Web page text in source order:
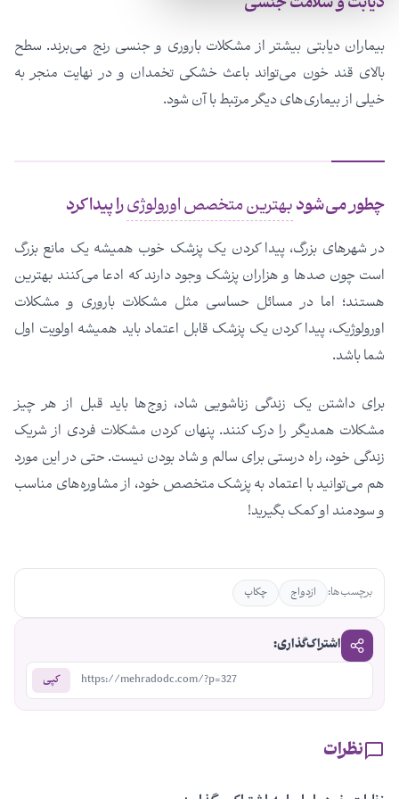
بیماران دیابتی بیشتر از مشکلات باروری و جنسی رنج می‌برند. سطح
بالای قند خون می‌تواند باعث خشکی تخمدان و در نهایت منجر به
خیلی از بیماری‌های دیگر مرتبط با آن شود.
چطور می‌شودبهترین متخصص اورولوژیرا پیدا کرد
در شهرهای بزرگ، پیدا کردن یک پزشک خوب همیشه یک مانع بزرگ
است چون صدها و هزاران پزشک وجود دارند که ادعا می‌کنند بهترین
هستند؛ اما در مسائل حساسی مثل مشکلات باروری و مشکلات
اورولوژیک، پیدا کردن یک پزشک قابل اعتماد باید همیشه اولویت اول
شما باشد.
برای داشتن یک زندگی زناشویی شاد، زوج‌ها باید قبل از هر چیز
مشکلات همدیگر را درک کنند. پنهان کردن مشکلات فردی از شریک
زندگی خود، راه درستی برای سالم و شاد بودن نیست. حتی در این مورد
هم می‌توانید با اعتماد به پزشک متخصص خود، از مشاوره‌های مناسب
و سودمند او کمک بگیرید!
برچسب‌ها: ازدواج چکاپ
اشتراک‌گذاری:
https://mehradodc.com/?p=327 کپی
نظرات